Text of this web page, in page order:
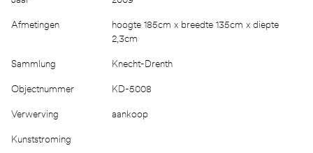
Afmetingen
hoogte 185cm x breedte 135cm x diepte
2,3cm
Sammlung Knecht-Drenth
Objectnummer KD-5008
Verwerving aankoop
Kunststroming